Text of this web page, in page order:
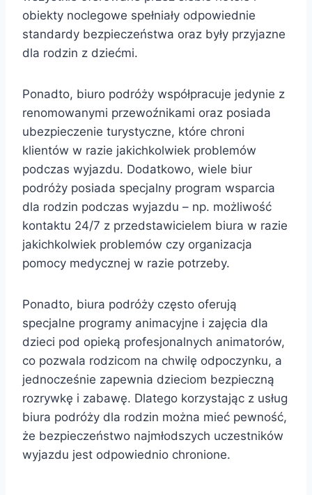
obiekty noclegowe spełniały odpowiednie
standardy bezpieczeństwa oraz były przyjazne
dla rodzin z dziećmi.
Ponadto, biuro podróży współpracuje jedynie z
renomowanymi przewoźnikami oraz posiada
ubezpieczenie turystyczne, które chroni
klientów w razie jakichkolwiek problemów
podczas wyjazdu. Dodatkowo, wiele biur
podróży posiada specjalny program wsparcia
dla rodzin podczas wyjazdu – np. możliwość
kontaktu 24/7 z przedstawicielem biura w razie
jakichkolwiek problemów czy organizacja
pomocy medycznej w razie potrzeby.
Ponadto, biura podróży często oferują
specjalne programy animacyjne i zajęcia dla
dzieci pod opieką profesjonalnych animatorów,
co pozwala rodzicom na chwilę odpoczynku, a
jednocześnie zapewnia dzieciom bezpieczną
rozrywkę i zabawę. Dlatego korzystając z usług
biura podróży dla rodzin można mieć pewność,
że bezpieczeństwo najmłodszych uczestników
wyjazdu jest odpowiednio chronione.